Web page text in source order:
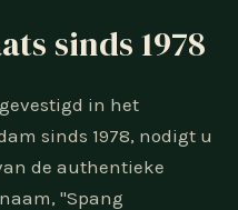
sinds 1978
in het
sinds 1978, nodigt u
de authentieke
"Spang